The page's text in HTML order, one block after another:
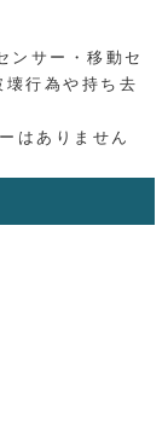
ンサー・移動セ
行為や持ち去
はありません